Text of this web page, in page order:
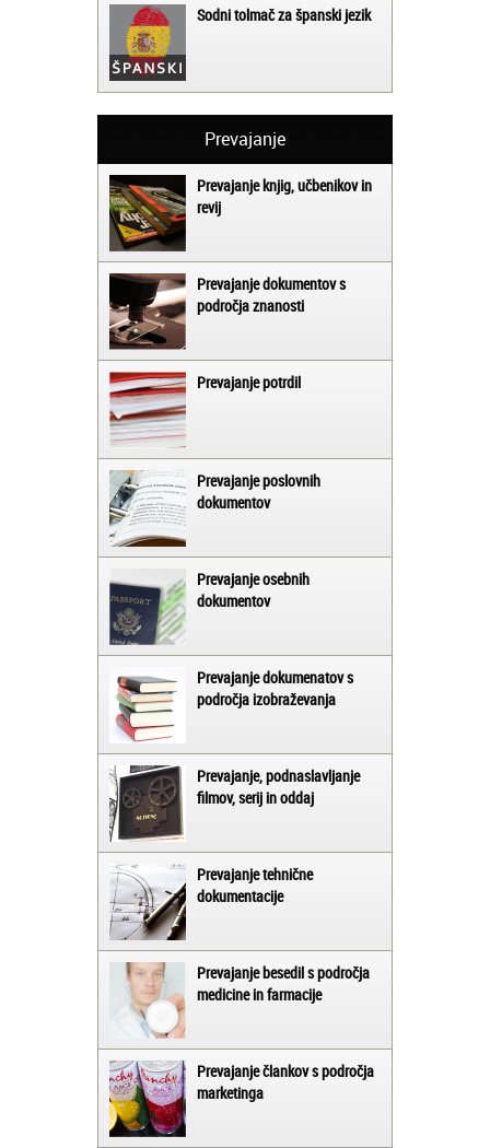
Sodni tolmač za španski jezik
Prevajanje
Prevajanje knjig, učbenikov in
revij
Prevajanje dokumentov s
področja znanosti
Prevajanje potrdil
Prevajanje poslovnih
dokumentov
Prevajanje osebnih
dokumentov
Prevajanje dokumenatov s
področja izobraževanja
Prevajanje, podnaslavljanje
filmov, serij in oddaj
Prevajanje tehnične
dokumentacije
Prevajanje besedil s področja
medicine in farmacije
Prevajanje člankov s področja
marketinga